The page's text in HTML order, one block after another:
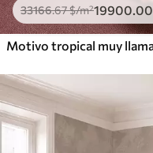
33166.67$/m²19900.00